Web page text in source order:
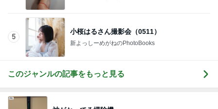
5
小桜はるさん撮影会（0511）
新よっしーめがねのPhotoBooks
このジャンルの記事をもっと見る